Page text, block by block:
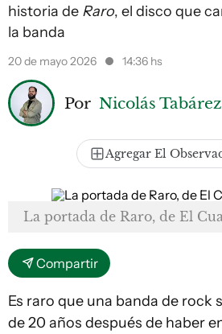
historia de Raro, el disco que
la banda
20 de mayo 2026 14:36 hs
Por Nicolás Tabárez
Agregar El
La portada de Raro, de El
Compartir
Es raro que una banda de rock
de 20 años después de haber